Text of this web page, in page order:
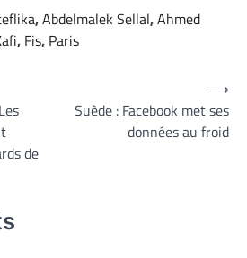
,Abdelmalek Sellal,Ahmed
, Fis, Paris
de
Suède : Facebook met ses
données au froid
⟶